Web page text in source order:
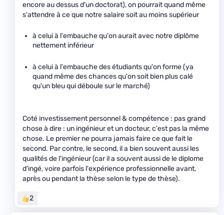
encore au dessus d'un doctorat), on pourrait quand même
s'attendre à ce que notre salaire soit au moins supérieur
à celui à l'embauche qu'on aurait avec notre diplôme
nettement inférieur
à celui à l'embauche des étudiants qu'on forme (ya
quand même des chances qu'on soit bien plus calé
qu'un bleu qui déboule sur le marché)
Coté investissement personnel & compétence : pas grand
chose à dire : un ingénieur et un docteur, c'est pas la même
chose. Le premier ne pourra jamais faire ce que fait le
second. Par contre, le second, il a bien souvent aussi les
qualités de l'ingénieur (car il a souvent aussi de le diplome
d'ingé, voire parfois l'expérience professionnelle avant,
après ou pendant la thèse selon le type de thèse).
2